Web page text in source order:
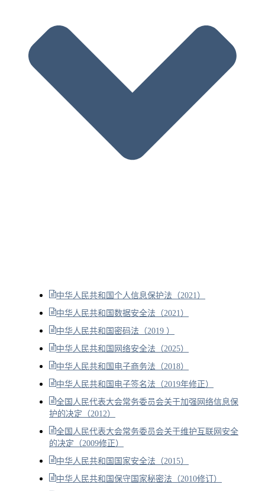
中华人民共和国个人信息保护法（2021）
中华人民共和国数据安全法（2021）
中华人民共和国密码法（2019 ）
中华人民共和国网络安全法（2025）
中华人民共和国电子商务法（2018）
中华人民共和国电子签名法（2019年修正）
全国人民代表大会常务委员会关于加强网络信息保
护的决定（2012）
全国人民代表大会常务委员会关于维护互联网安全
的决定（2009修正）
中华人民共和国国家安全法（2015）
中华人民共和国保守国家秘密法（2010修订）